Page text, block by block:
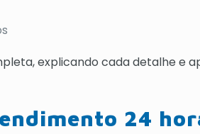
explicando cada detalhe e
24